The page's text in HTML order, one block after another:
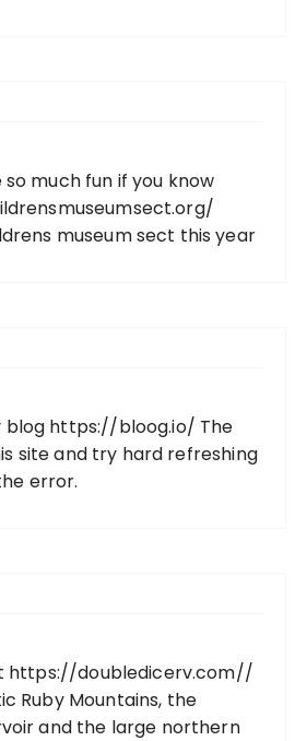
much fun if you know
museum sect this year
blog https://bloog.io/ The
site and try hard refreshing
error.
https://doubledicerv.com//
Ruby Mountains, the
and the large northern